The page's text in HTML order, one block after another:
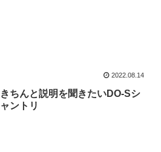
2022.08.14
きちんと説明を聞きたいDO-Sシ
ャントリ